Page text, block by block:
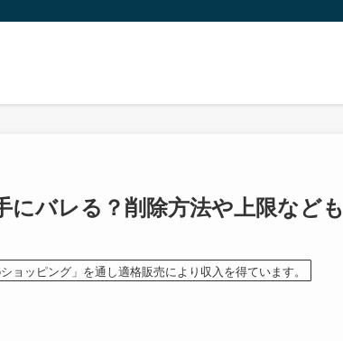
バレる？削除方法や上限なども
ッピング」を通し適格販売により収入を得ています。